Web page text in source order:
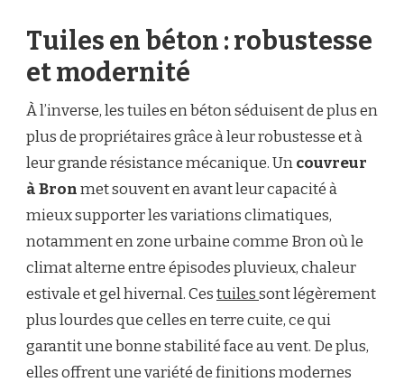
Tuiles en béton : robustesse
et modernité
À l’inverse, les tuiles en béton séduisent de plus en
plus de propriétaires grâce à leur robustesse et à
leur grande résistance mécanique. Uncouvreur
à Bronmet souvent en avant leur capacité à
mieux supporter les variations climatiques,
notamment en zone urbaine comme Bron où le
climat alterne entre épisodes pluvieux, chaleur
estivale et gel hivernal. Cestuilessont légèrement
plus lourdes que celles en terre cuite, ce qui
garantit une bonne stabilité face au vent. De plus,
elles offrent une variété de finitions modernes